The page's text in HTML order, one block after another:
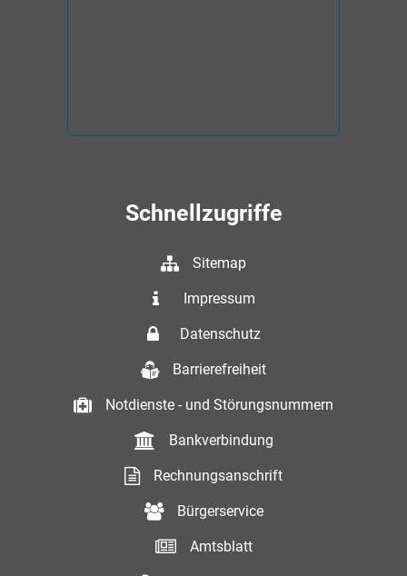
Schnellzugriffe
Sitemap
Impressum
Datenschutz
Barrierefreiheit
Notdienste - und Störungsnummern
Bankverbindung
Rechnungsanschrift
Bürgerservice
Amtsblatt